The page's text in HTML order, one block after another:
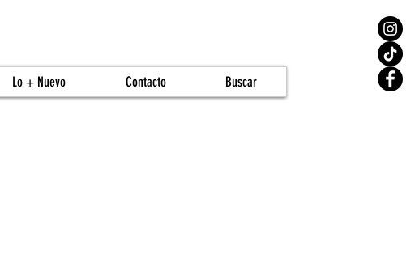
Lo + Nuevo Contacto Buscar